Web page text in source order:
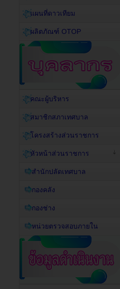
แผนที่ดาวเทียม
ผลิตภัณฑ์ OTOP
คณะผู้บริหาร
สมาชิกสภาเทศบาล
โครงสร้างส่วนราชการ
หัวหน้าส่วนราชการ
สำนักปลัดเทศบาล
กองคลัง
กองช่าง
หน่วยตรวจสอบภายใน